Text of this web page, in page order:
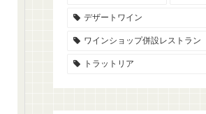
デザートワイン
ワインショップ併設レストラン
トラットリア